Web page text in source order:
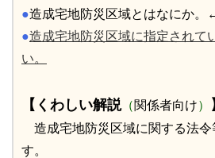
●造成宅地防災区域とはなにか
●造成宅地防災区域に指定されて
い。
【くわしい解説（関係者向け）
造成宅地防災区域に関する法令
す。